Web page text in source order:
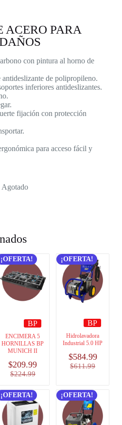
ACERO PARA
con pintura al horno de
de polipropileno.
inferiores antideslizantes.
fijación con protección
para acceso fácil y
Agotado
¡OFERTA!
BP
ENCIMERA 5
HORNILLAS BP
MUNICH II
$224.99
$209.99
¡OFERTA!
BP
Hidrolavadora
Industrial 5.0 HP
$611.99
$584.99
¡OFERTA! ¡OFERTA!